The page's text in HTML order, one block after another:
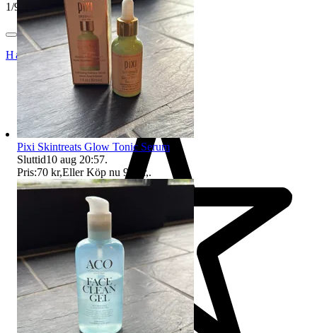
1/9
HackenKnacker
Pixi Skintreats Glow Tonic Serum
Sluttid10 aug 20:57.
Pris:70 kr,Eller Köp nu 90 kr,.